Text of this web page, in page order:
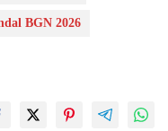
telah
pertama. Apa pun
Kortas Tipikor dan
BGN 2026